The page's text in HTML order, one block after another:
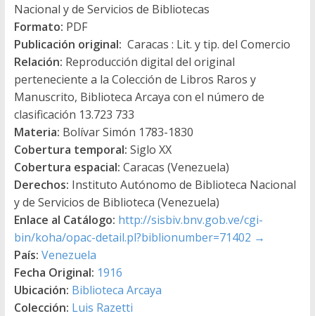
Nacional y de Servicios de Bibliotecas
Formato: PDF
Publicación original: Caracas : Lit. y tip. del Comercio
Relación: Reproducción digital del original
perteneciente a la Colección de Libros Raros y
Manuscrito, Biblioteca Arcaya con el número de
clasificación 13.723 733
Materia: Bolívar Simón 1783-1830
Cobertura temporal: Siglo XX
Cobertura espacial: Caracas (Venezuela)
Derechos: Instituto Autónomo de Biblioteca Nacional
y de Servicios de Biblioteca (Venezuela)
Enlace al Catálogo: http://sisbiv.bnv.gob.ve/cgi-
bin/koha/opac-detail.pl?biblionumber=71402 →
País: Venezuela
Fecha Original: 1916
Ubicación: Biblioteca Arcaya
Colección: Luis Razetti